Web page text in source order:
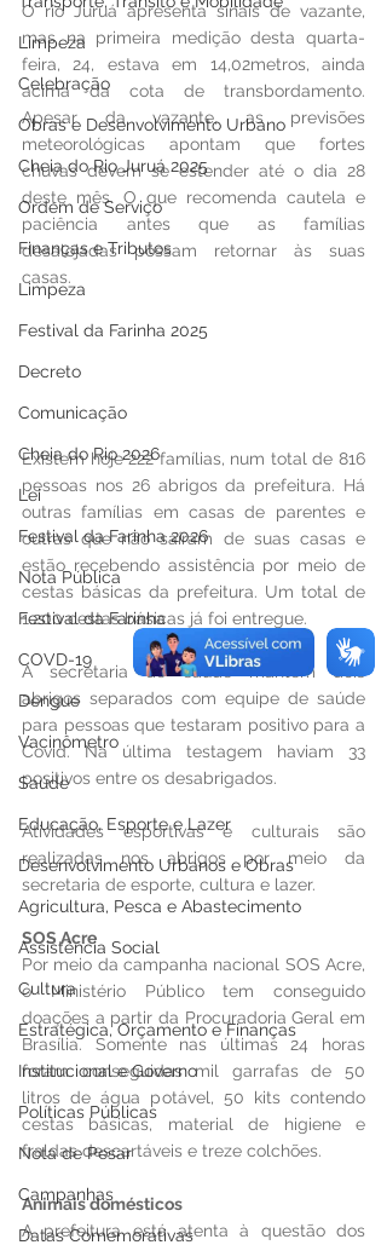
Limpeza
Celebração
Obras e Desenvolvimento Urbano
Cheia do Rio Juruá 2025
Ordem de Serviço
Finanças e Tributos
Limpeza
Festival da Farinha 2025
Decreto
Comunicação
Cheia do Rio 2026
Lei
Festival da Farinha 2026
Nota Pública
Festival da Farinha
COVD-19
Dengue
Vacinômetro
Saúde
Educação, Esporte e Lazer
Desenvolvimento Urbanos e Obras
Agricultura, Pesca e Abastecimento
Assistência Social
Cultura
Estratégica, Orçamento e Finanças
Institucional e Governo
Políticas Públicas
Nota de Pesar
Campanhas
Datas Comemorativas
O rio Juruá apresenta sinais de vazante,
mas na primeira medição desta quarta-
feira, 24, estava em 14,02metros, ainda
acima da cota de transbordamento.
Apesar da vazante, as previsões
meteorológicas apontam que fortes
chuvas devem se estender até o dia 28
deste mês. O que recomenda cautela e
paciência antes que as famílias
desalojadas possam retornar às suas
casas.
Existem hoje 222 famílias, num total de 816
pessoas nos 26 abrigos da prefeitura. Há
outras famílias em casas de parentes e
outras que não saíram de suas casas e
estão recebendo assistência por meio de
cestas básicas da prefeitura. Um total de
1.200 cestas básicas já foi entregue.
A secretaria de saúde mantém dois
abrigos separados com equipe de saúde
para pessoas que testaram positivo para a
Covid. Na última testagem haviam 33
positivos entre os desabrigados.
Atividades esportivas e culturais são
realizadas nos abrigos por meio da
secretaria de esporte, cultura e lazer.
SOS Acre
Por meio da campanha nacional SOS Acre,
o Ministério Público tem conseguido
doações a partir da Procuradoria Geral em
Brasília. Somente nas últimas 24 horas
foram conseguidas mil garrafas de 50
litros de água potável, 50 kits contendo
cestas básicas, material de higiene e
fraldas descartáveis e treze colchões.
Animais domésticos
A prefeitura está atenta à questão dos